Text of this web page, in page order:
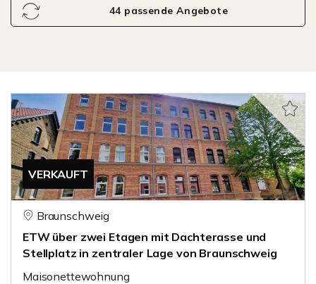
44 passende Angebote
VERKAUFT
Braunschweig
ETW über zwei Etagen mit Dachterasse und
Stellplatz in zentraler Lage von Braunschweig
Maisonettewohnung